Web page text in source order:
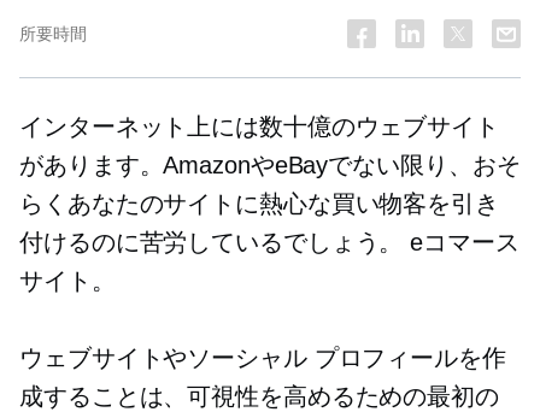
所要時間
インターネット上には数十億のウェブサイト
があります。AmazonやeBayでない限り、おそ
らくあなたのサイトに熱心な買い物客を引き
付けるのに苦労しているでしょう。eコマース
サイト。
ウェブサイトやソーシャル プロフィールを作
成することは、可視性を高めるための最初の